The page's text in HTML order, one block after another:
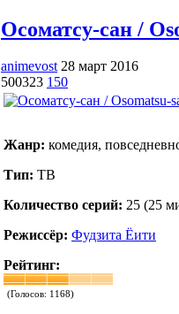
Осоматсу-сан /
animevost 28 март 2016
500323 150
Жанр: комедия,
Тип: ТВ
Количество серий: 25 (25
Режиссёр: Фудзита Ёити
Рейтинг:
(Голосов: 1168)